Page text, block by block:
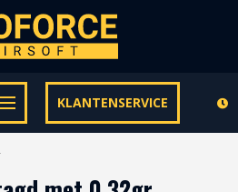
KLANTENSERVICE
Instagram aanbiedingen